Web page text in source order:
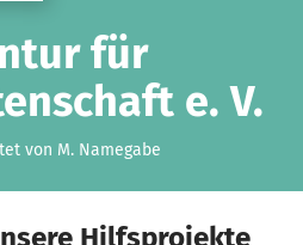
für
e. V.
von M. Namegabe
Hilfsprojekte